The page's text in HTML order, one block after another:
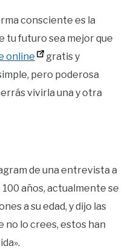
consciente es la
tu futuro sea mejor que
online
gratis y
pero poderosa
vivirla una y otra
de una entrevista a
años, actualmente se
a su edad, y dijo las
no lo crees, estos han